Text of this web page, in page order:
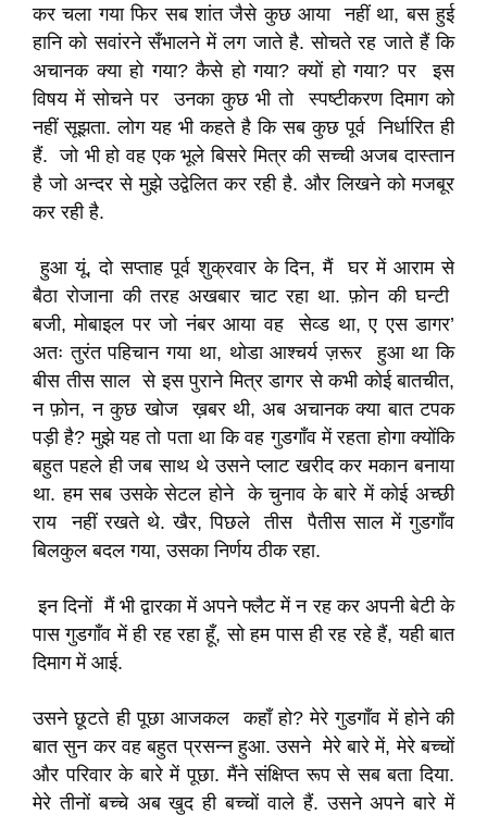
कर चला गया फिर सब शांत जैसे कुछ आया नहीं था, बस हुई
हानि को सवांरने सँभालने में लग जाते है. सोचते रह जाते हैं कि
अचानक क्या हो गया? कैसे हो गया? क्यों हो गया? पर इस
विषय में सोचने पर उनका कुछ भी तो स्पष्टीकरण दिमाग को
नहीं सूझता. लोग यह भी कहते है कि सब कुछ पूर्व निर्धारित ही
हैं. जो भी हो वह एक भूले बिसरे मित्र की सच्ची अजब दास्तान
है जो अन्दर से मुझे उद्वेलित कर रही है. और लिखने को मजबूर
कर रही है.
हुआ यूं, दो सप्ताह पूर्व शुक्रवार के दिन, मैं घर में आराम से
बैठा रोजाना की तरह अखबार चाट रहा था. फ़ोन की घन्टी
बजी, मोबाइल पर जो नंबर आया वह सेव्ड था, ए एस डागर’
अतः तुरंत पहिचान गया था, थोडा आश्चर्य ज़रूर हुआ था कि
बीस तीस साल से इस पुराने मित्र डागर से कभी कोई बातचीत,
न फ़ोन, न कुछ खोज ख़बर थी, अब अचानक क्या बात टपक
पड़ी है? मुझे यह तो पता था कि वह गुडगाँव में रहता होगा क्योंकि
बहुत पहले ही जब साथ थे उसने प्लाट खरीद कर मकान बनाया
था. हम सब उसके सेटल होने के चुनाव के बारे में कोई अच्छी
राय नहीं रखते थे. खैर, पिछले तीस पैतीस साल में गुडगाँव
बिलकुल बदल गया, उसका निर्णय ठीक रहा.
इन दिनों मैं भी द्वारका में अपने फ्लैट में न रह कर अपनी बेटी के
पास गुडगाँव में ही रह रहा हूँ, सो हम पास ही रह रहे हैं, यही बात
दिमाग में आई.
उसने छूटते ही पूछा आजकल कहाँ हो? मेरे गुडगाँव में होने की
बात सुन कर वह बहुत प्रसन्न हुआ. उसने मेरे बारे में, मेरे बच्चों
और परिवार के बारे में पूछा. मैंने संक्षिप्त रूप से सब बता दिया.
मेरे तीनों बच्चे अब खुद ही बच्चों वाले हैं. उसने अपने बारे में